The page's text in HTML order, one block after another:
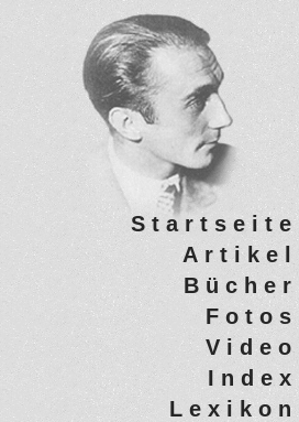
Startseite
Artikel
Bücher
Fotos
Video
Index
Lexikon